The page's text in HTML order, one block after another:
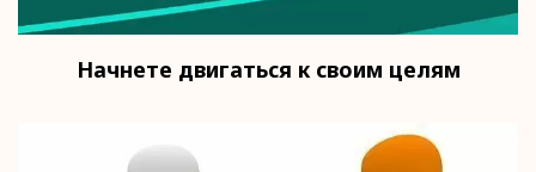
Начнете двигаться к своим целям